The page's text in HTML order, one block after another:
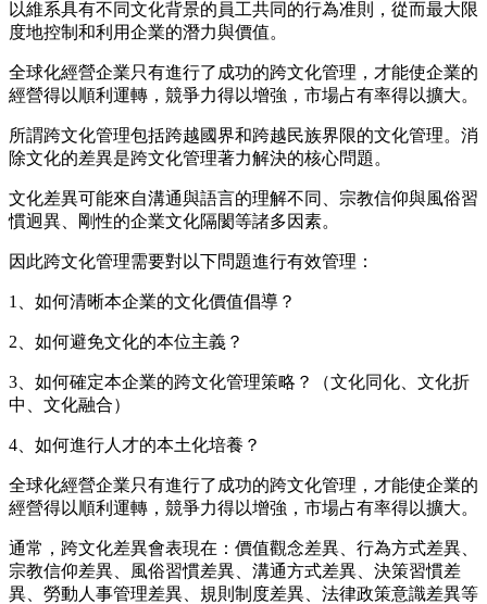
以維系具有不同文化背景的員工共同的行為准則，從而最大限
度地控制和利用企業的潛力與價值。
全球化經營企業只有進行了成功的跨文化管理 ， 才能使企業的
經營得以順利運轉，競爭力得以增強，市場占有率得以擴大。
所謂跨文化管理包括跨越國界和跨越民族界限的文化管理。消
除文化的差異是跨文化管理著力解決的核心問題。
文化差異可能來自溝通與語言的理解不同、宗教信仰與風俗習
慣迥異、剛性的企業文化隔閡等諸多因素。
因此跨文化管理需要對以下問題進行有效管理：
1、如何清晰本企業的文化價值倡導？
2、如何避免文化的本位主義？
3、如何確定本企業的跨文化管理策略 ？ （文化同化、文化折
中
、文化融合）
4、如何進行人才的本土化培養？
全球化經營企業只有進行了成功的跨文化管理，才能使企業的
經營得以順利運轉，競爭力得以增強，市場占有率得以擴大。
通常，跨文化差異會表現在：價值觀念差異、行為方式差異、
宗教信仰差異、風俗習慣差異、溝通方式差異、決策習慣差
異、勞動人事管理差異、規則制度差異、法律政策意識差異等